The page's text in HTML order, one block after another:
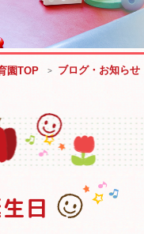
園TOP ブログ・お知らせ
日